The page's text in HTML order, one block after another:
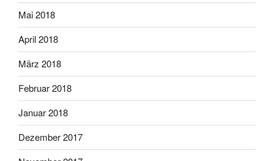
Mai 2018
April 2018
März 2018
Februar 2018
Januar 2018
Dezember 2017